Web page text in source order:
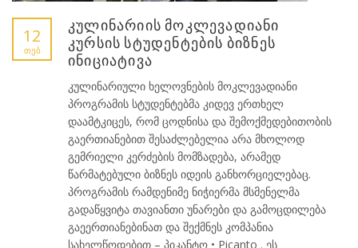
12
ᲗᲔᲑ
კულინარიის მოკლევადიანი
კურსის სტუდენტების ბიზნეს
ინიციატივა
კულინარიული ხელოვნების მოკლევადიანი
პროგრამის სტუდენტებმა კიდევ ერთხელ
დაამტკიცეს, რომ ცოდნისა და შემოქმედებითობის
გაერთიანებით შესაძლებელია არა მხოლოდ
გემრიელი კერძების მომზადება, არამედ
წარმატებული ბიზნეს იდეის განხორციელებაც.
პროგრამის რამდენიმე ნიჭიერმა მსმენელმა
გადაწყვიტა თავიანთი უნარები და გამოცდილება
გაეერთიანებინათ და შექმნეს კომპანია
სახელწოდებით – პიკანტო • Picanto . ეს